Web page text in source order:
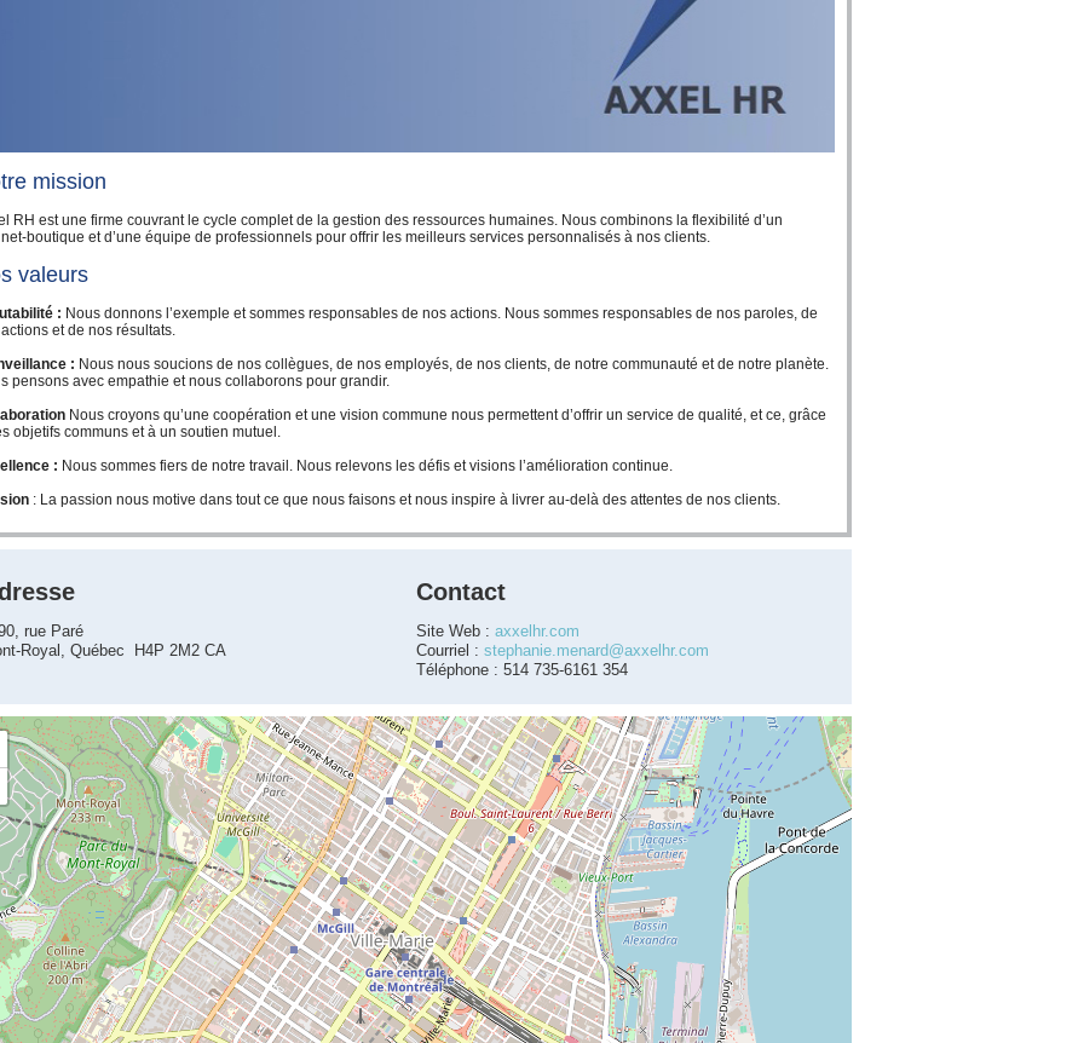
mission
RH est une firme couvrant le cycle complet de la gestion des ressources humaines. Nous combinons la flexibilité d’un
boutique et d’une équipe de professionnels pour offrir les meilleurs services personnalisés à nos clients.
valeurs
: Nous donnons l’exemple et sommes responsables de nos actions. Nous sommes responsables de nos paroles, de
et de nos résultats.
: Nous nous soucions de nos collègues, de nos employés, de nos clients, de notre communauté et de notre planète.
pensons avec empathie et nous collaborons pour grandir.
Nous croyons qu’une coopération et une vision commune nous permettent d’offrir un service de qualité, et ce, grâce
objetifs communs et à un soutien mutuel.
: Nous sommes fiers de notre travail. Nous relevons les défis et visions l’amélioration continue.
: La passion nous motive dans tout ce que nous faisons et nous inspire à livrer au-delà des attentes de nos clients.
rue Paré
Royal, Québec H4P 2M2 CA
Contact
Site Web : axxelhr.com
Courriel : stephanie.menard@axxelhr.com
Téléphone : 514 735-6161 354